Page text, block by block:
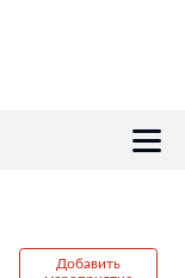
Добавить